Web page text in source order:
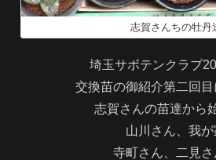
志賀さんちの牡丹
埼玉サボテンクラブ
交換苗の御紹介第二回
志賀さんの苗達から
山川さん、我が
寺町さん、二見